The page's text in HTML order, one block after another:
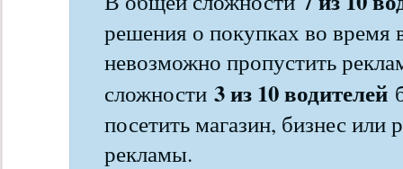
решения о покупках во время
невозможно пропустить
сложности 3 из 10 водителей
посетить магазин, бизнес или
рекламы.